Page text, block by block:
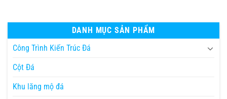
DANH MỤC SẢN PHẨM
Công Trình Kiến Trúc Đá
Cột Đá
Khu lăng mộ đá